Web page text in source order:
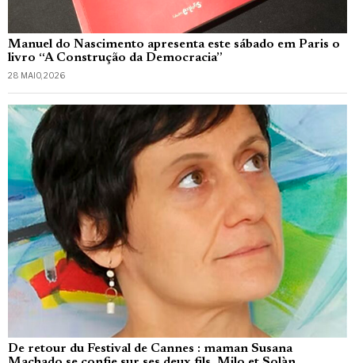
Manuel do Nascimento apresenta este sábado em Paris o
livro “A Construção da Democracia”
28 MAIO, 2026
De retour du Festival de Cannes : maman Susana